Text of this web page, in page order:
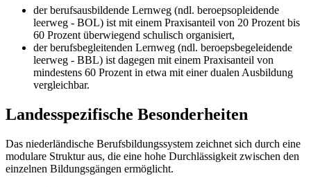
der berufsausbildende Lernweg (ndl. beroepsopleidende
leerweg - BOL) ist mit einem Praxisanteil von 20 Prozent bis
60 Prozent überwiegend schulisch organisiert,
der berufsbegleitenden Lernweg (ndl. beroepsbegeleidende
leerweg - BBL) ist dagegen mit einem Praxisanteil von
mindestens 60 Prozent in etwa mit einer dualen Ausbildung
vergleichbar.
Landesspezifische Besonderheiten
Das niederländische Berufsbildungssystem zeichnet sich durch eine
modulare Struktur aus, die eine hohe Durchlässigkeit zwischen den
einzelnen Bildungsgängen ermöglicht.